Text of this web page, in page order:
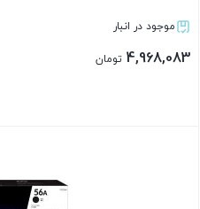
موجود در انبار
4,968,083 تومان